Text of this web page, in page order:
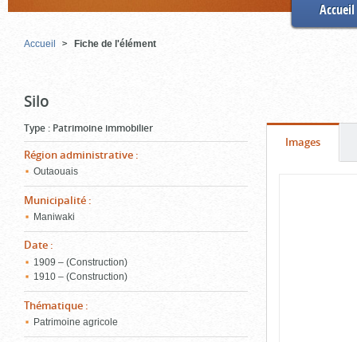
Accueil
Accueil Fiche de l'élément
Silo
Type : Patrimoine immobilier
Région administrative :
Outaouais
Municipalité :
Maniwaki
Date :
1909 – (Construction)
1910 – (Construction)
Thématique :
Patrimoine agricole
Onglet
Images(cliquer
pour